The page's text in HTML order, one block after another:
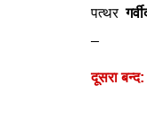
पत्थर
दूसरा बन्द: